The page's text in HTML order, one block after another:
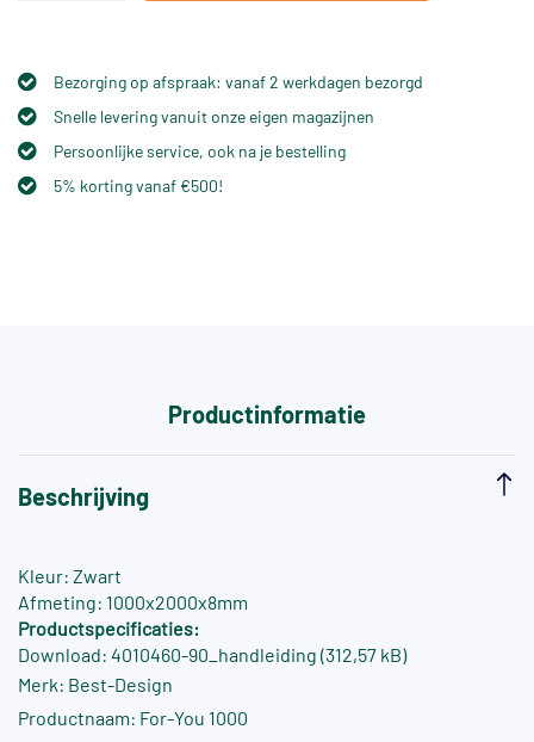
Bezorging op afspraak: vanaf 2 werkdagen bezorgd
Snelle levering vanuit onze eigen magazijnen
Persoonlijke service, ook na je bestelling
5% korting vanaf €500!
Productinformatie
Beschrijving
Kleur: Zwart
Afmeting: 1000x2000x8mm
Productspecificaties:
Download: 4010460-90_handleiding (312,57 kB)
Merk: Best-Design
Productnaam: For-You 1000